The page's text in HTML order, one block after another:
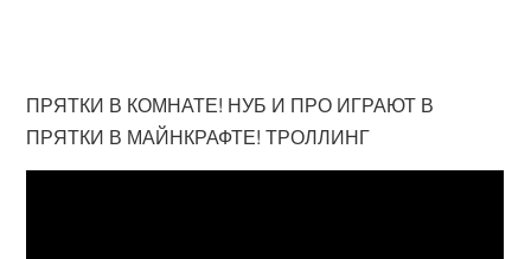
ПРЯТКИ В КОМНАТЕ! НУБ И ПРО ИГРАЮТ В
ПРЯТКИ В МАЙНКРАФТЕ! ТРОЛЛИНГ